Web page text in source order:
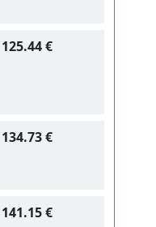
125.44 €
134.73 €
141.15 €